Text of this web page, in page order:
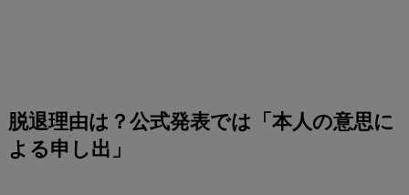
脱退理由は？公式発表では「本人の意思に
よる申し出」